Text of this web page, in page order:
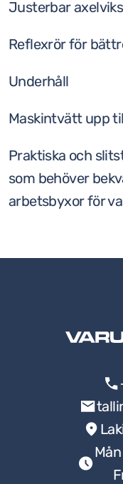
Justerbar
Reflexrör för
Underhåll
Maskintvätt upp
Praktiska och
som behöver
arbetsbyxor för